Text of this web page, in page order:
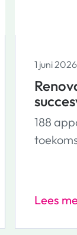
1 juni 2026
188
Lees